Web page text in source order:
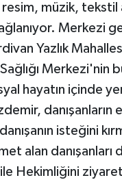
resim, müzik,
Merkezi
Yazlık
hayatın içinde
isteğini
alan danışanları
Hekimliğini